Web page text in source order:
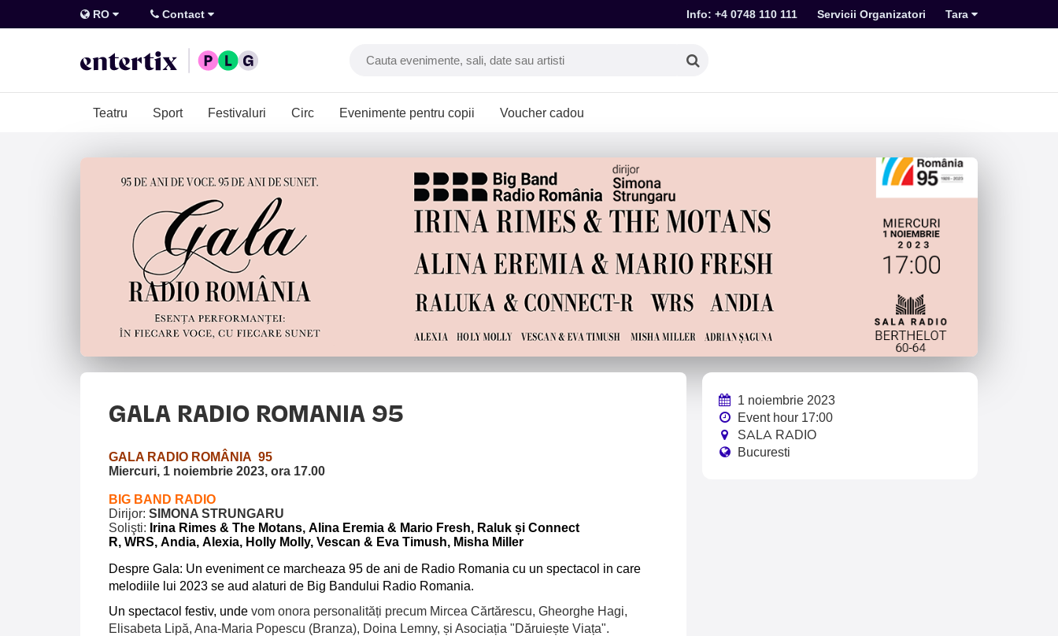
RO Contact Info: +4 0748 110 111 Servicii Organizatori Tara
Teatru Sport Festivaluri Circ Evenimente pentru copii Voucher cadou
GALA RADIO ROMANIA 95
GALA RADIO ROMÂNIA 95
Miercuri, 1 noiembrie 2023, ora 17.00
BIG BAND RADIO
Dirijor: SIMONA STRUNGARU
Solişti: Irina Rimes & The Motans, Alina Eremia & Mario Fresh, Raluk și Connect
R, WRS, Andia, Alexia, Holly Molly, Vescan & Eva Timush, Misha Miller
Despre Gala: Un eveniment ce marcheaza 95 de ani de Radio Romania cu un spectacol in care
melodiile lui 2023 se aud alaturi de Big Bandului Radio Romania.
Un spectacol festiv, unde vom onora personalități precum Mircea Cărtărescu, Gheorghe Hagi,
Elisabeta Lipă, Ana-Maria Popescu (Branza), Doina Lemny, și Asociația "Dăruiește Viața".
1 noiembrie 2023
Event hour 17:00
SALA RADIO
Bucuresti